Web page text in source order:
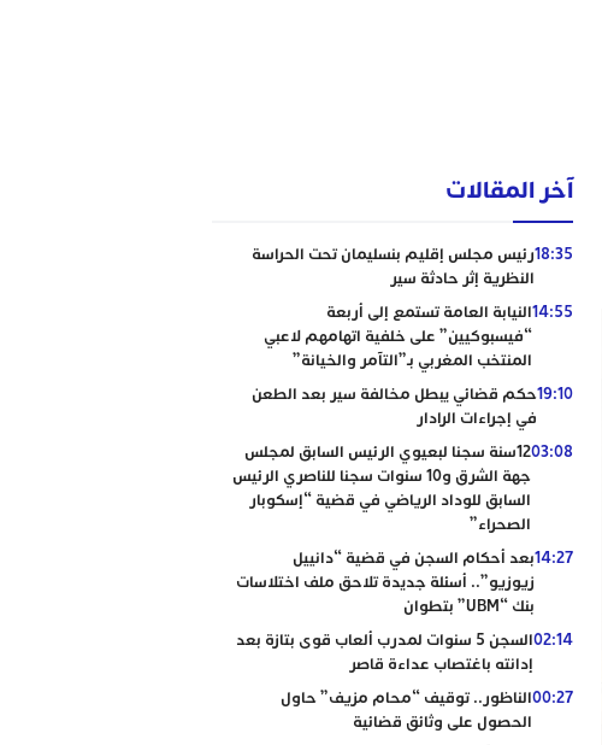
آخر المقالات
18:35رئيس مجلس إقليم بنسليمان تحت الحراسة
النظرية إثر حادثة سير
14:55النيابة العامة تستمع إلى أربعة
“فيسبوكيين” على خلفية اتهامهم لاعبي
المنتخب المغربي بـ”التآمر والخيانة”
19:10حكم قضائي يبطل مخالفة سير بعد الطعن
في إجراءات الرادار
03:08
12سنة سجنا لبعيوي الرئيس السابق لمجلس
جهة الشرق و10 سنوات سجنا للناصري الرئيس
السابق للوداد الرياضي في قضية “إسكوبار
الصحراء”
14:27بعد أحكام السجن في قضية “دانييل
زيوزيو”.. أسئلة جديدة تلاحق ملف اختلاسات
بنك “UBM” بتطوان
02:14
السجن 5 سنوات لمدرب ألعاب قوى بتازة بعد
إدانته باغتصاب عداءة قاصر
00:27الناظور.. توقيف “محام مزيف” حاول
الحصول على وثائق قضائية